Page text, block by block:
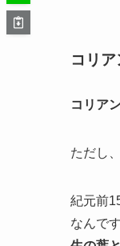
コリ
コリア
ただし
紀元前
なんです